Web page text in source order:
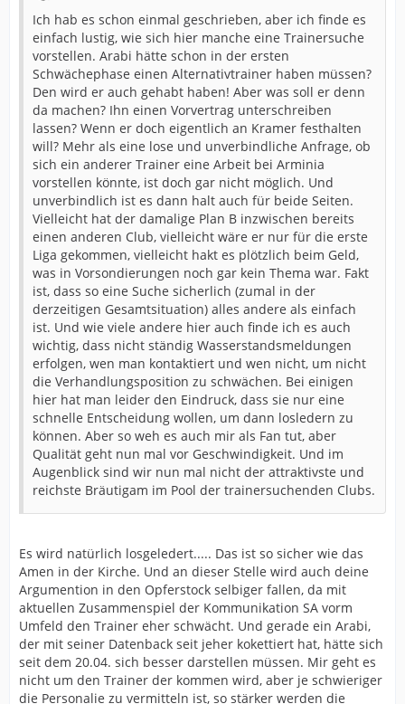
Ich hab es schon einmal geschrieben, aber ich finde es
einfach lustig, wie sich hier manche eine Trainersuche
vorstellen. Arabi hätte schon in der ersten
Schwächephase einen Alternativtrainer haben müssen?
Den wird er auch gehabt haben! Aber was soll er denn
da machen? Ihn einen Vorvertrag unterschreiben
lassen? Wenn er doch eigentlich an Kramer festhalten
will? Mehr als eine lose und unverbindliche Anfrage, ob
sich ein anderer Trainer eine Arbeit bei Arminia
vorstellen könnte, ist doch gar nicht möglich. Und
unverbindlich ist es dann halt auch für beide Seiten.
Vielleicht hat der damalige Plan B inzwischen bereits
einen anderen Club, vielleicht wäre er nur für die erste
Liga gekommen, vielleicht hakt es plötzlich beim Geld,
was in Vorsondierungen noch gar kein Thema war. Fakt
ist, dass so eine Suche sicherlich (zumal in der
derzeitigen Gesamtsituation) alles andere als einfach
ist. Und wie viele andere hier auch finde ich es auch
wichtig, dass nicht ständig Wasserstandsmeldungen
erfolgen, wen man kontaktiert und wen nicht, um nicht
die Verhandlungsposition zu schwächen. Bei einigen
hier hat man leider den Eindruck, dass sie nur eine
schnelle Entscheidung wollen, um dann losledern zu
können. Aber so weh es auch mir als Fan tut, aber
Qualität geht nun mal vor Geschwindigkeit. Und im
Augenblick sind wir nun mal nicht der attraktivste und
reichste Bräutigam im Pool der trainersuchenden Clubs.
Es wird natürlich losgeledert..... Das ist so sicher wie das
Amen in der Kirche. Und an dieser Stelle wird auch deine
Argumention in den Opferstock selbiger fallen, da mit
aktuellen Zusammenspiel der Kommunikation SA vorm
Umfeld den Trainer eher schwächt. Und gerade ein Arabi,
der mit seiner Datenback seit jeher kokettiert hat, hätte sich
seit dem 20.04. sich besser darstellen müssen. Mir geht es
nicht um den Trainer der kommen wird, aber je schwieriger
die Personalie zu vermitteln ist, so stärker werden die